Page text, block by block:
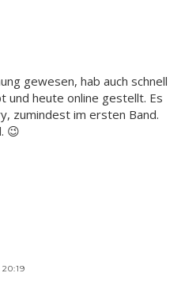
gewesen, hab auch schnell
und heute online gestellt. Es
zumindest im ersten Band.
😉